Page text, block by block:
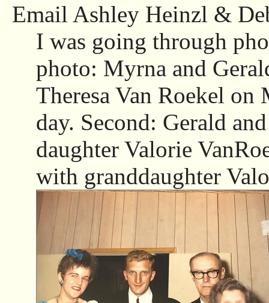
Email Ashley Heinzl &
I was going through
photo: Myrna and
Theresa Van Roekel on
day. Second: Gerald
daughter Valorie
with granddaughter